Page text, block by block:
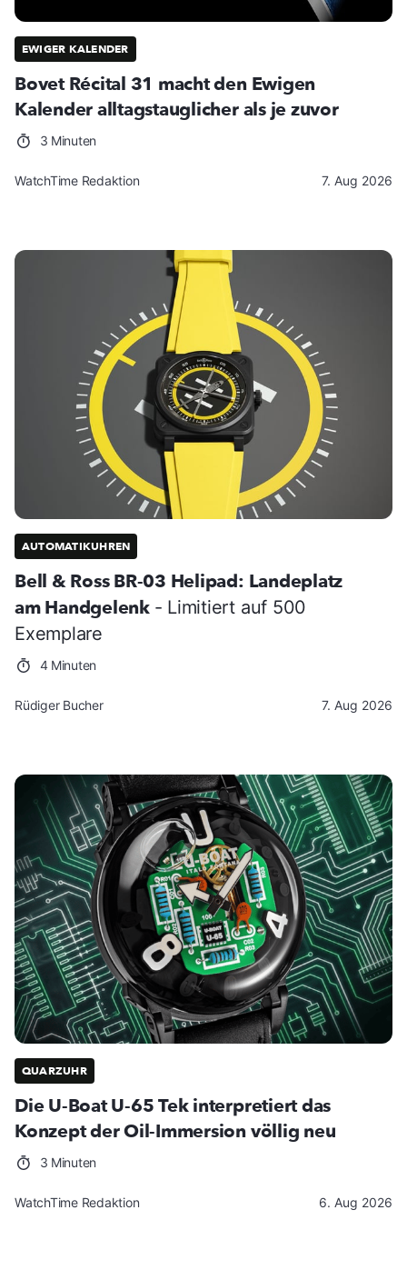
EWIGER KALENDER
Bovet Récital 31 macht den Ewigen
Kalender alltagstauglicher als je zuvor
3 Minuten
WatchTime Redaktion 7. Aug 2026
AUTOMATIKUHREN
Bell & Ross BR-03 Helipad: Landeplatz
am Handgelenk - Limitiert auf 500
Exemplare
4 Minuten
Rüdiger Bucher 7. Aug 2026
QUARZUHR
Die U-Boat U-65 Tek interpretiert das
Konzept der Oil-Immersion völlig neu
3 Minuten
WatchTime Redaktion 6. Aug 2026